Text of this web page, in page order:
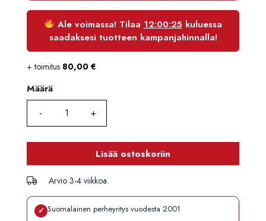
Ale voimassa! Tilaa 12:00:24 kuluessa
saadaksesi tuotteen kampanjahinnalla!
+ toimitus 80,00 €
Määrä
Määrä
Lisää ostoskoriin
Arvio 3-4 viikkoa.
✓ Suomalainen perheyritys vuodesta 2001